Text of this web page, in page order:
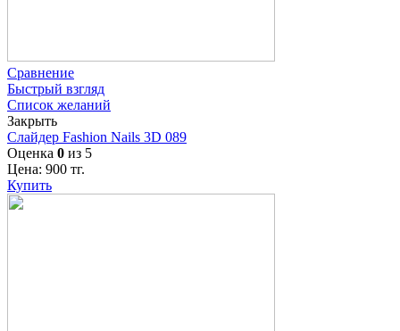
Сравнение
Быстрый взгляд
Список желаний
Закрыть
Слайдер Fashion Nails 3D 089
Оценка 0 из 5
Цена: 900 тг.
Купить